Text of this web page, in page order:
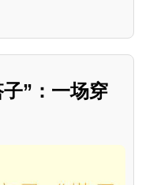
子”：一场穿